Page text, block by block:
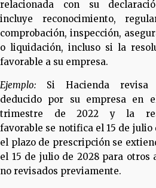
relacionada con su
incluye reconocimiento,
comprobación, inspección,
o liquidación, incluso si la
favorable a su empresa.
Ejemplo: Si Hacienda
deducido por su empresa en
trimestre de 2022 y la
favorable se notifica el 15 de julio
el plazo de prescripción se
el 15 de julio de 2028 para otros
no revisados previamente.